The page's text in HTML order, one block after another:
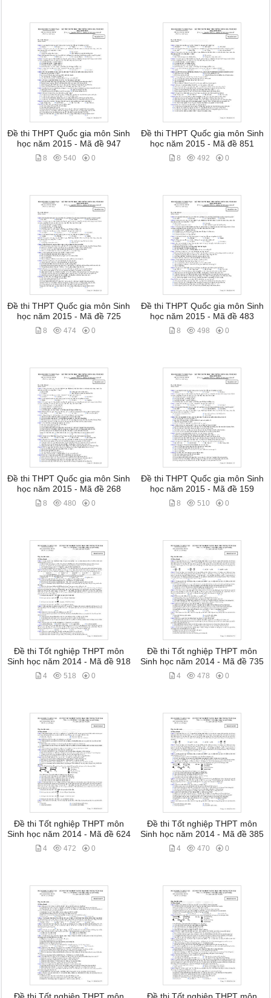
Đề thi THPT Quốc gia môn Sinh
học năm 2015 - Mã đề 947
8 540 0
Đề thi THPT Quốc gia môn Sinh
học năm 2015 - Mã đề 851
8 492 0
Đề thi THPT Quốc gia môn Sinh
học năm 2015 - Mã đề 725
8 474 0
Đề thi THPT Quốc gia môn Sinh
học năm 2015 - Mã đề 483
8 498 0
Đề thi THPT Quốc gia môn Sinh
học năm 2015 - Mã đề 268
8 480 0
Đề thi THPT Quốc gia môn Sinh
học năm 2015 - Mã đề 159
8 510 0
Đề thi Tốt nghiệp THPT môn
Sinh học năm 2014 - Mã đề 918
4 518 0
Đề thi Tốt nghiệp THPT môn
Sinh học năm 2014 - Mã đề 735
4 478 0
Đề thi Tốt nghiệp THPT môn
Sinh học năm 2014 - Mã đề 624
4 472 0
Đề thi Tốt nghiệp THPT môn
Sinh học năm 2014 - Mã đề 385
4 470 0